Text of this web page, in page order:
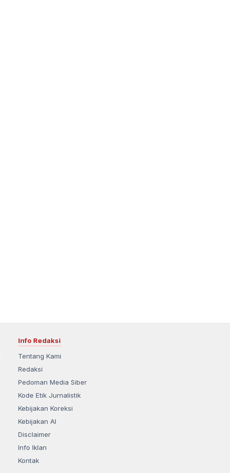
Info Redaksi
Tentang Kami
Redaksi
Pedoman Media Siber
Kode Etik Jurnalistik
Kebijakan Koreksi
Kebijakan AI
Disclaimer
Info Iklan
Kontak